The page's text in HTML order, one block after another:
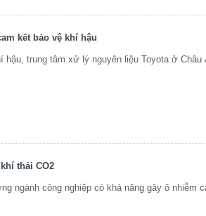
kết bảo vệ khí hậu
trung tâm xử lý nguyên liệu Toyota ở Châu
thải CO2
ngành công nghiệp có khả năng gây ô nhiễm